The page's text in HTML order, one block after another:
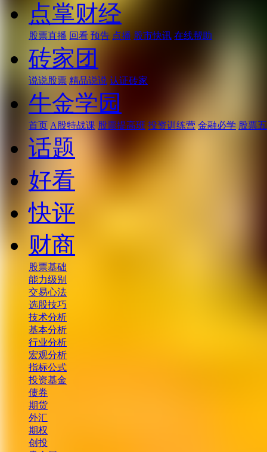
点掌财经
股票直播 回看 预告 点播 股市快讯 在线帮助
砖家团
说说股票 精品说说 认证砖家
牛金学园
首页 A股特战课 股票提高班 投资训练营 金融必学 股票
话题
好看
快评
财商
股票基础
能力级别
交易心法
选股技巧
技术分析
基本分析
行业分析
宏观分析
指标公式
投资基金
债券
期货
外汇
期权
创投